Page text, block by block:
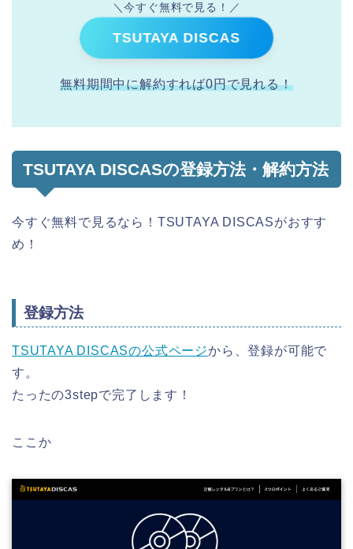
＼今すぐ無料で見る！／
TSUTAYA DISCAS
無料期間中に解約すれば0円で見れる！
TSUTAYA DISCASの登録方法・解約方法
今すぐ無料で見るなら！TSUTAYA DISCASがおすす
め！
登録方法
TSUTAYA DISCASの公式ページから、登録が可能で
す。
たったの3stepで完了します！
ここか